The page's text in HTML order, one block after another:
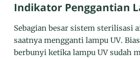
Indikator Penggantian
Sebagian besar sistem sterilisasi
saatnya mengganti lampu UV.
berbunyi ketika lampu UV sudah